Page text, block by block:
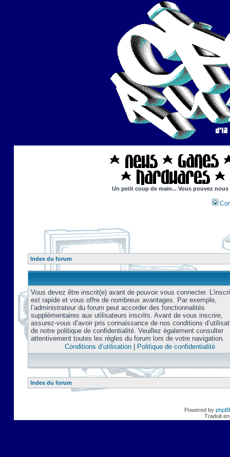
Un petit coup de main... Vous pouvez
Index du forum
Vous devez être inscrit(e) avant de pouvoir vous connecter.
est rapide et vous offre de nombreux avantages. Par exemple,
l’administrateur du forum peut accorder des fonctionnalités
supplémentaires aux utilisateurs inscrits. Avant de vous inscrire,
assurez-vous d’avoir pris connaissance de nos conditions
de notre politique de confidentialité. Veuillez également consulter
attentivement toutes les règles du forum lors de votre navigation.
Conditions d’utilisation| Politique de confidentialité
Index du forum
Powered by
Traduit